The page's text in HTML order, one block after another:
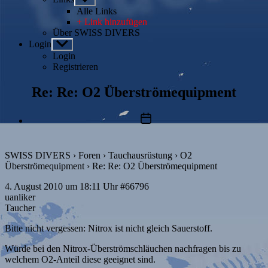
anzeigen
Alle Links
+ Link hinzufügen
Über SWISS DIVERS
Login Untermenü
anzeigen
Login
Registrieren
Re: Re: O2 Überströmequipment
Beitragsdatum
SWISS DIVERS › Foren › Tauchausrüstung › O2
Überströmequipment › Re: Re: O2 Überströmequipment
4. August 2010 um 18:11 Uhr #66796
uanliker
Taucher
Bitte nicht vergessen: Nitrox ist nicht gleich Sauerstoff.
Würde bei den Nitrox-Überströmschläuchen nachfragen bis zu
welchem O2-Anteil diese geeignet sind.